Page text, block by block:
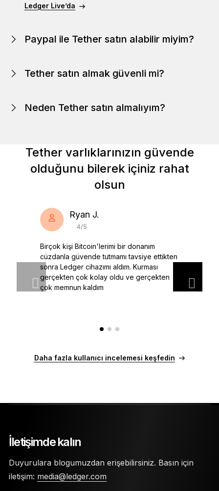
Ledger Live’da
Paypal ile Tether satın alabilir miyim?
Ledger Live’da
Tether satın almak güvenli mi?
Neden Tether satın almalıyım?
Tether varlıklarınızın güvende
olduğunu bilerek içiniz rahat
olsun
Ryan J.
4/5
Birçok kişi Bitcoin'lerimi bir donanım
cüzdanla güvende tutmamı tavsiye ettikten
sonra Ledger cihazımı aldım. Kurması
gerçekten çok kolay oldu ve gerçekten
çok memnun kaldım
Daha fazla kullanıcı incelemesi keşfedin
İletişimde kalın
Duyurulara blogumuzdan erişebilirsiniz. Basın için
iletişim: media@ledger.com